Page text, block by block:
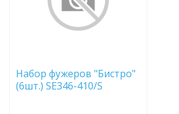
Набор фужеров "Бистро"
(6шт.) SE346-410/S